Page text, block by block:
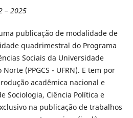
– 2025
publicação de modalidade de
quadrimestral do Programa
Sociais da Universidade
(PPGCS - UFRN). E tem por
acadêmica nacional e
Sociologia, Ciência Política e
na publicação de trabalhos